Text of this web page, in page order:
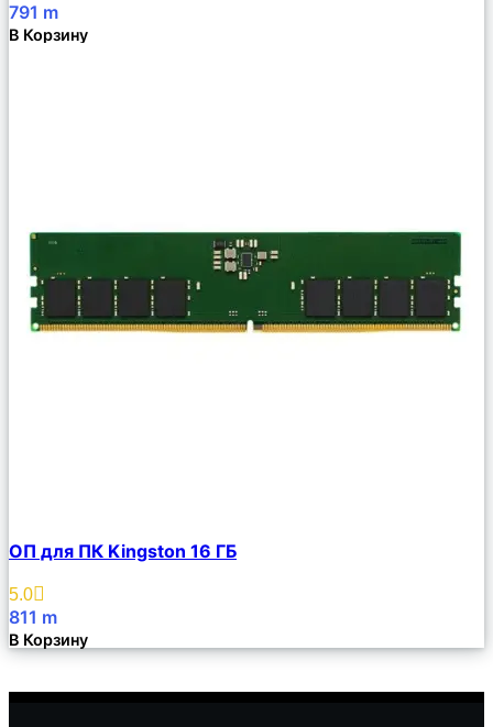
791 m
В Корзину
Описание
Избранное
ОП для ПК Kingston 16 ГБ
5.0
811 m
В Корзину